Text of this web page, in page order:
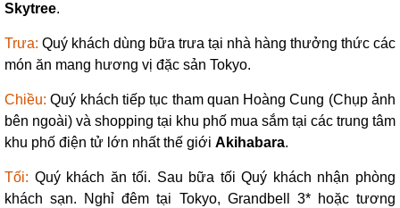
Skytree.
Trưa: Quý khách dùng bữa trưa tại nhà hàng thưởng thức các
món ăn mang hương vị đặc sản Tokyo.
Chiều: Quý khách tiếp tục tham quan Hoàng Cung (Chụp ảnh
bên ngoài) và shopping tại khu phố mua sắm tại các trung tâm
khu phố điện tử lớn nhất thế giới Akihabara.
Tối: Quý khách ăn tối. Sau bữa tối Quý khách nhận phòng
khách sạn. Nghỉ đêm tại Tokyo, Grandbell 3* hoặc tương